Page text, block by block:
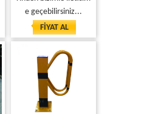
e geçebilirsiniz...
FİYAT AL